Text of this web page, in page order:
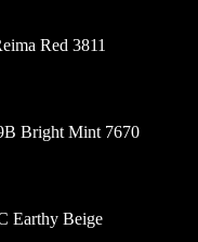
Red 3811
Bright Mint 7670
Earthy Beige